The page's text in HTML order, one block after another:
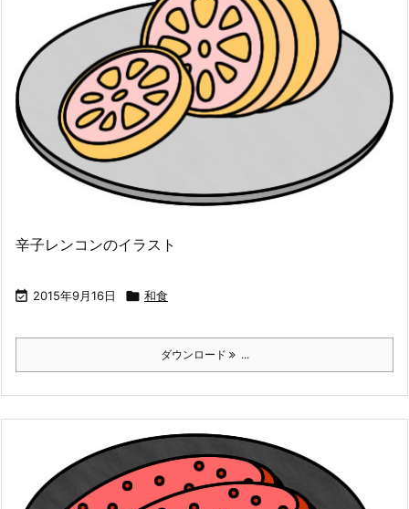
辛子レンコンのイラスト
 2015年9月16日  和食
ダウンロード ...